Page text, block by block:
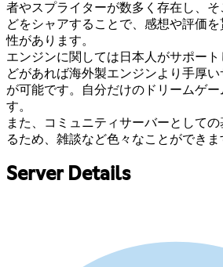
者やスプライターが数多く存在し、
どをシャアすることで、感想や評価
性があります。
エンジンに関しては日本人がサポー
どがあれば海外製エンジンより手厚
が可能です。自分だけのドリームゲ
す。
また、コミュニティサーバーとして
るため、雑談など色々なことができま
Server Details